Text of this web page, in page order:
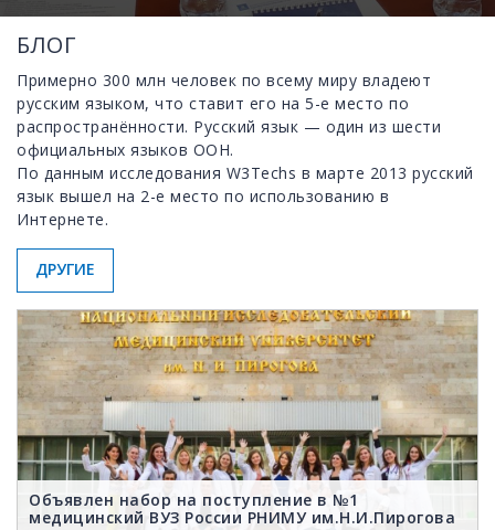
БЛОГ
Примерно 300 млн человек по всему миру владеют
русским языком, что ставит его на 5-е место по
распространённости. Русский язык — один из шести
официальных языков ООН.
По данным исследования W3Techs в марте 2013 русский
язык вышел на 2-е место по использованию в
Интернете.
ДРУГИЕ
Объявлен набор на поступление в №1
медицинский ВУЗ России РНИМУ им.Н.И.Пирогова